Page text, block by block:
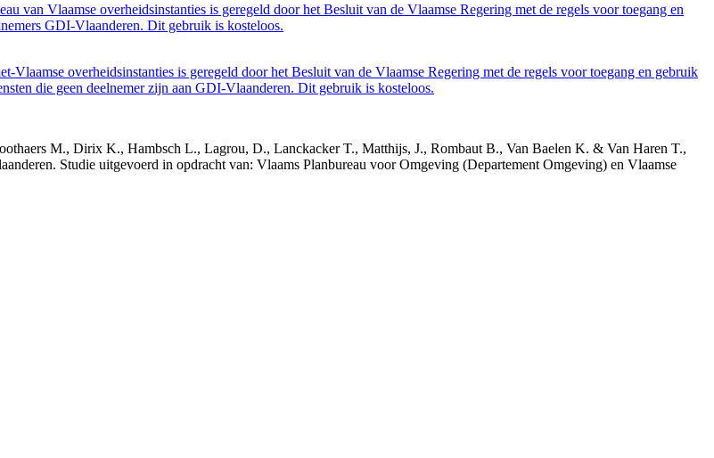
van Vlaamse overheidsinstanties is geregeld door het Besluit van de Vlaamse Regering met de regels voor toegang en
GDI-Vlaanderen. Dit gebruik is kosteloos.
Vlaamse overheidsinstanties is geregeld door het Besluit van de Vlaamse Regering met de regels voor toegang en gebruik
die geen deelnemer zijn aan GDI-Vlaanderen. Dit gebruik is kosteloos.
M., Dirix K., Hambsch L., Lagrou, D., Lanckacker T., Matthijs, J., Rombaut B., Van Baelen K. & Van Haren T.,
Studie uitgevoerd in opdracht van: Vlaams Planbureau voor Omgeving (Departement Omgeving) en Vlaamse